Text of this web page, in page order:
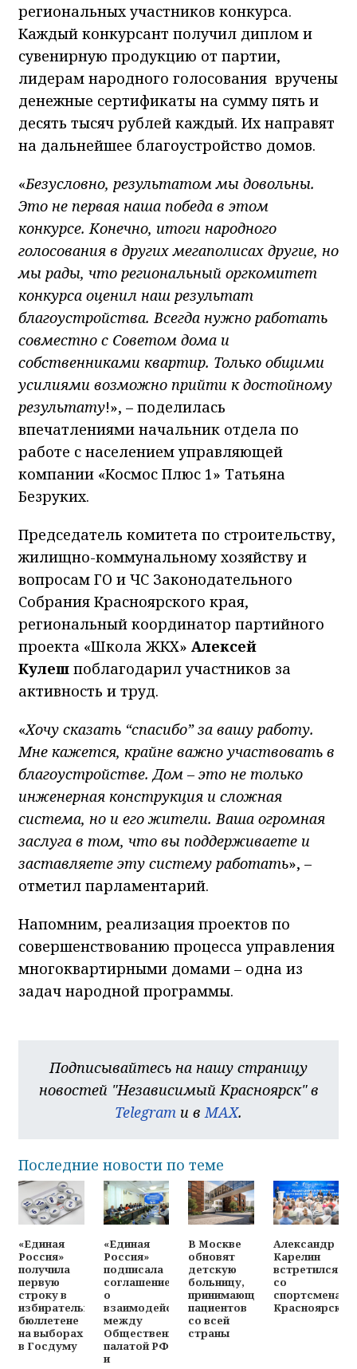
региональных участников конкурса.
Каждый конкурсант получил диплом и
сувенирную продукцию от партии,
лидерам народного голосования вручены
денежные сертификаты на сумму пять и
десять тысяч рублей каждый. Их направят
на дальнейшее благоустройство домов.
«Безусловно, результатом мы довольны.
Это не первая наша победа в этом
конкурсе. Конечно, итоги народного
голосования в других мегаполисах другие, но
мы рады, что региональный оргкомитет
конкурса оценил наш результат
благоустройства. Всегда нужно работать
совместно с Советом дома и
собственниками квартир. Только общими
усилиями возможно прийти к достойному
результату!», – поделилась
впечатлениями начальник отдела по
работе с населением управляющей
компании «Космос Плюс 1» Татьяна
Безруких.
Председатель комитета по строительству,
жилищно-коммунальному хозяйству и
вопросам ГО и ЧС Законодательного
Собрания Красноярского края,
региональный координатор партийного
проекта «Школа ЖКХ» Алексей
Кулеш поблагодарил участников за
активность и труд.
«Хочу сказать “спасибо” за вашу работу.
Мне кажется, крайне важно участвовать в
благоустройстве. Дом – это не только
инженерная конструкция и сложная
система, но и его жители. Ваша огромная
заслуга в том, что вы поддерживаете и
заставляете эту систему работать», –
отметил парламентарий.
Напомним, реализация проектов по
совершенствованию процесса управления
многоквартирными домами – одна из
задач народной программы.
Подписывайтесь на нашу страницу
новостей "Независимый Красноярск" в
Telegram и в MAX.
Последние новости по теме
«Единая
Россия»
получила
первую
строку в
избирательном
бюллетене
на выборах
в Госдуму
«Единая
Россия»
подписала
соглашение
о
взаимодействии
между
Общественной
палатой РФ
и
В Москве
обновят
детскую
больницу,
принимающую
пациентов
со всей
страны
Александр
Карелин
встретился
со
спортсменами
Красноярска